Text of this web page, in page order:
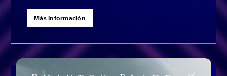
Más información